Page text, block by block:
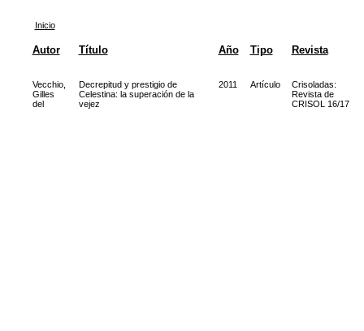
Inicio
Autor Título Año Tipo Revista
Vecchio,
Gilles
del
Decrepitud y prestigio de
Celestina: la superación de la
vejez
2011 Artículo
Crisoladas:
Revista de
CRISOL 16/17